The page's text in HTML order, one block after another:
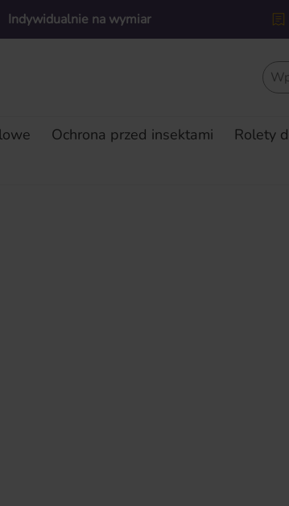
Indywidualnie na wymiar
Ochrona przed insektami Rolety